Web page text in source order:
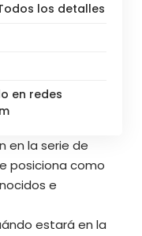
los detalles
en redes
en la serie de
posiciona como
e
estará en la